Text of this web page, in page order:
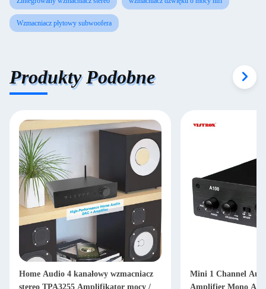
Wzmacniacz płytowy subwoofera
Produkty Podobne
Home Audio 4 kanałowy wzmacniacz
stereo TPA3255 Amplifikator mocy /
Mini 1 Channel
Amplifier Mono